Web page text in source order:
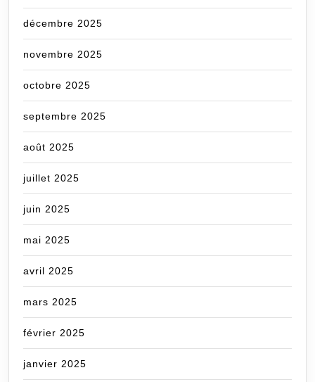
décembre 2025
novembre 2025
octobre 2025
septembre 2025
août 2025
juillet 2025
juin 2025
mai 2025
avril 2025
mars 2025
février 2025
janvier 2025